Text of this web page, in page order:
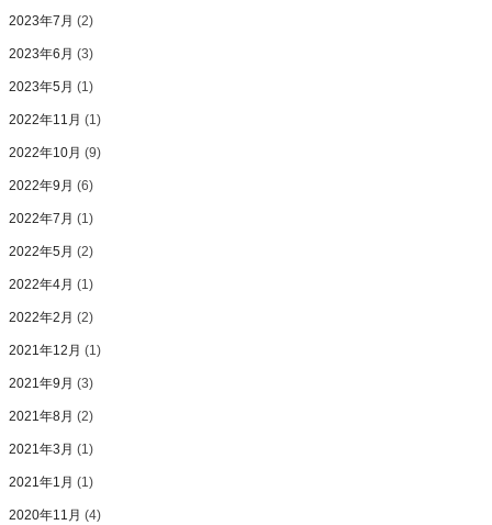
2023年7月 (2)
2023年6月 (3)
2023年5月 (1)
2022年11月 (1)
2022年10月 (9)
2022年9月 (6)
2022年7月 (1)
2022年5月 (2)
2022年4月 (1)
2022年2月 (2)
2021年12月 (1)
2021年9月 (3)
2021年8月 (2)
2021年3月 (1)
2021年1月 (1)
2020年11月 (4)